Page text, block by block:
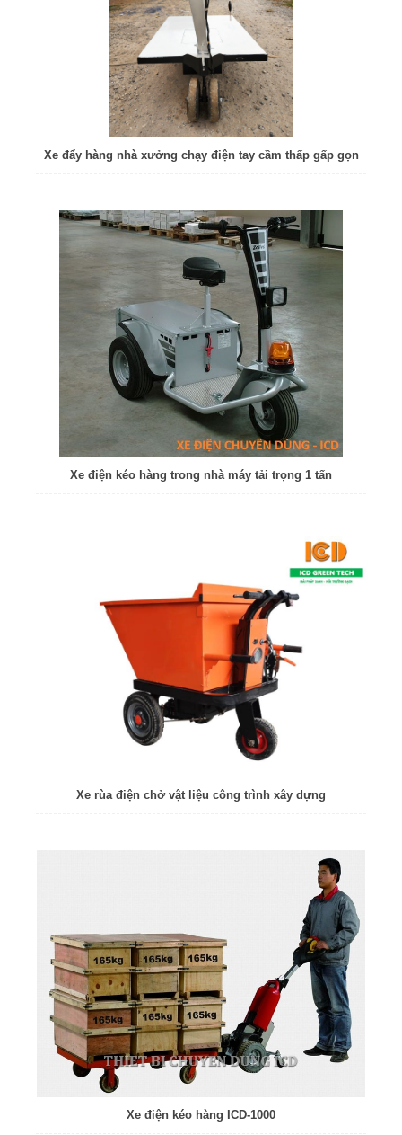
Xe đẩy hàng nhà xưởng chạy điện tay cầm thấp gấp gọn
Xe điện kéo hàng trong nhà máy tải trọng 1 tấn
Xe rùa điện chở vật liệu công trình xây dựng
Xe điện kéo hàng ICD-1000